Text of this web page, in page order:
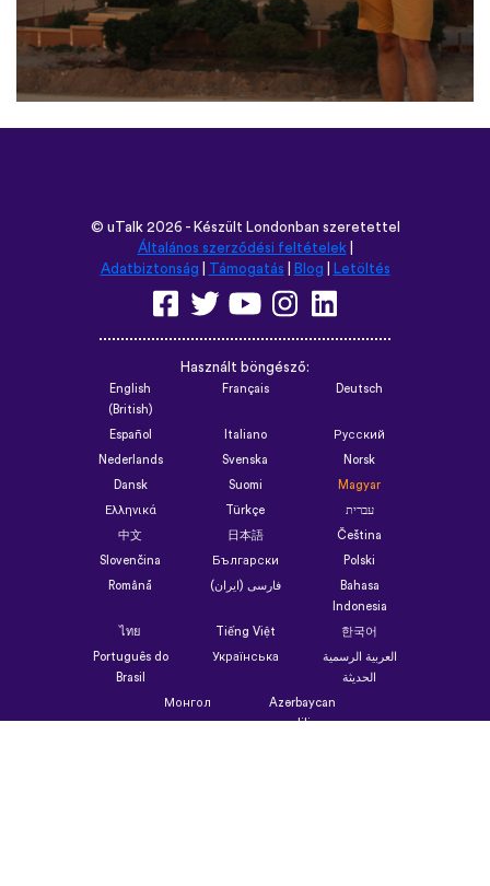
© uTalk2026 - Készült Londonban szeretettel
Általános szerződési feltételek|
Adatbiztonság
Támogatás Blog Letöltés
Használt böngésző:
English
(British)
Français Deutsch
Español Italiano Русский
Nederlands Svenska Norsk
Dansk Suomi Magyar
Ελληνικά Türkçe עברית
中文 日本語 Čeština
Slovenčina Български Polski
Română فارسی (ایران)
Bahasa
Indonesia
ไทย Tiếng Việt 한국어
Português do
Brasil
Українська
العربية الرسمية
الحديثة
Монгол
Azərbaycan
dili